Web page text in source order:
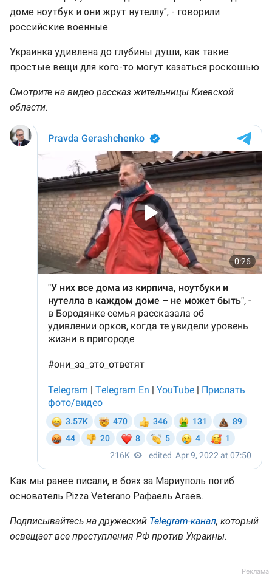
доме ноутбук и они жрут нутеллу", - говорили
российские военные.
Украинка удивлена до глубины души, как такие
простые вещи для кого-то могут казаться роскошью.
Смотрите на видео рассказ жительницы Киевской
области.
Как мы ранее писали, в боях за Мариуполь погиб
основатель Pizza Veterano Рафаель Агаев.
Подписывайтесь на дружеский Telegram-канал, который
освещает все преступления РФ против Украины.